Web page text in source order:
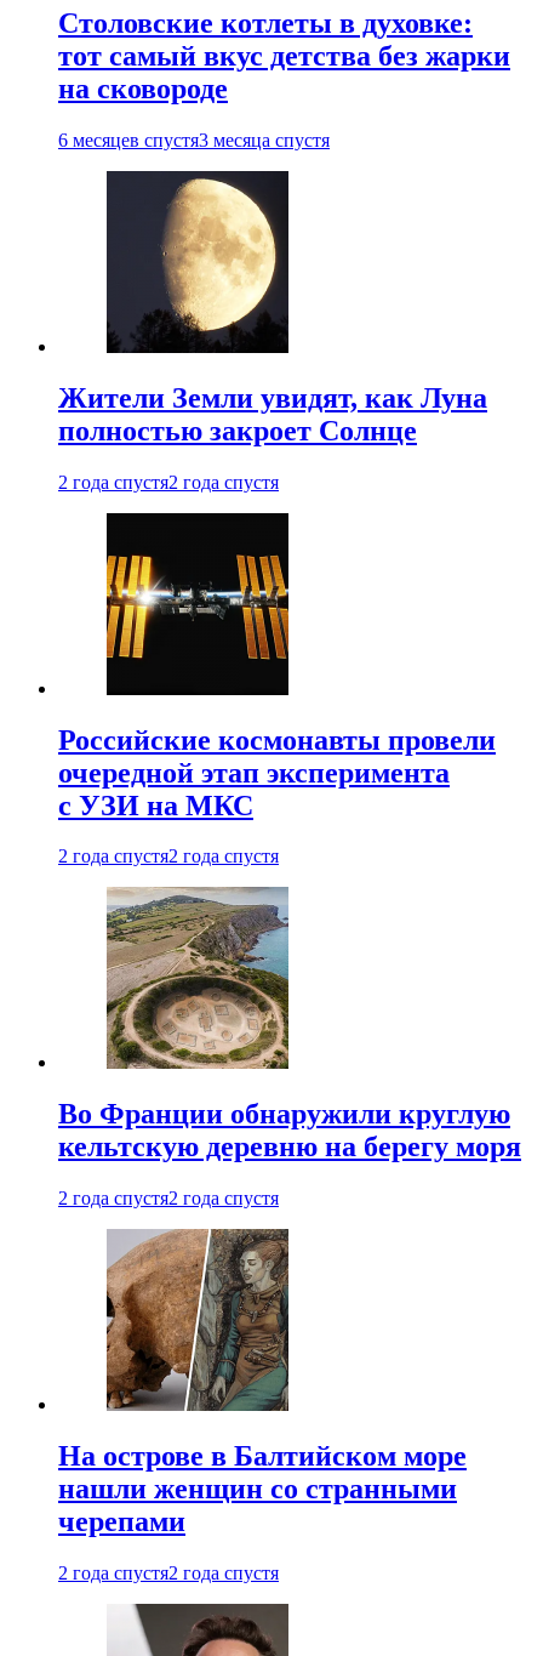
Столовские котлеты в духовке:
тот самый вкус детства без жарки
на сковороде
6 месяцев спустя3 месяца спустя
Жители Земли увидят, как Луна
полностью закроет Солнце
2 года спустя2 года спустя
Российские космонавты провели
очередной этап эксперимента
с УЗИ на МКС
2 года спустя2 года спустя
Во Франции обнаружили круглую
кельтскую деревню на берегу моря
2 года спустя2 года спустя
На острове в Балтийском море
нашли женщин со странными
черепами
2 года спустя2 года спустя